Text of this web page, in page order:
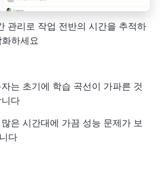
관리로 작업 전반의 시간을 추적하
하세요
는 초기에 학습 곡선이 가파른 것
다
은 시간대에 가끔 성능 문제가 보
다